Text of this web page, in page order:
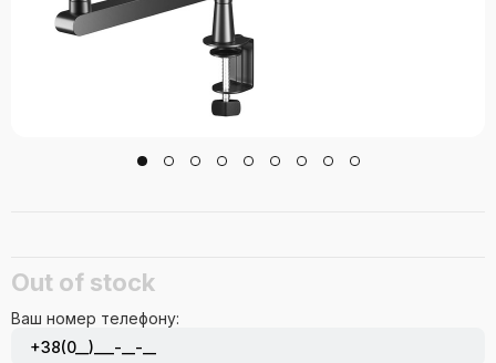
Out of stock
Ваш номер телефону: